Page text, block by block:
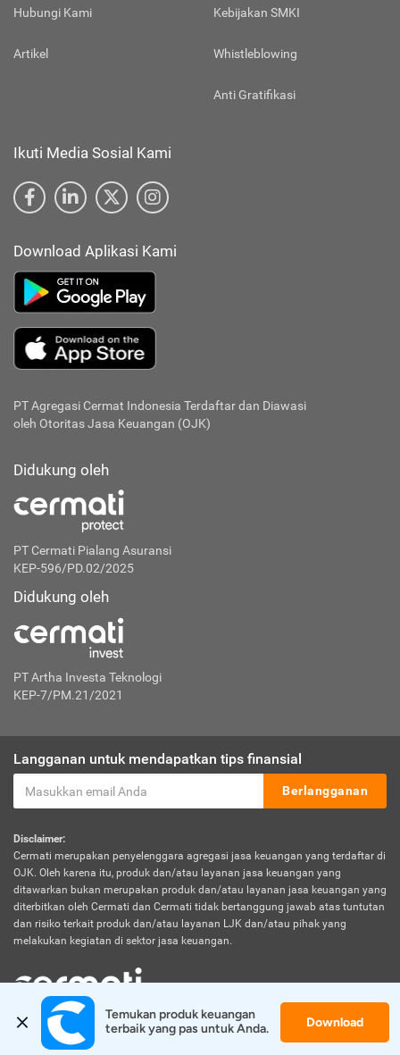
Hubungi Kami
Artikel
Kebijakan SMKI
Whistleblowing
Anti Gratifikasi
Ikuti Media Sosial Kami
Download Aplikasi Kami
PT Agregasi Cermat Indonesia Terdaftar dan Diawasi
oleh Otoritas Jasa Keuangan (OJK)
Didukung oleh
PT Cermati Pialang Asuransi
KEP-596/PD.02/2025
Didukung oleh
PT Artha Investa Teknologi
KEP-7/PM.21/2021
Langganan untuk mendapatkan tips finansial
Berlangganan
Disclaimer:
Cermati merupakan penyelenggara agregasi jasa keuangan yang terdaftar di
OJK. Oleh karena itu, produk dan/atau layanan jasa keuangan yang
ditawarkan bukan merupakan produk dan/atau layanan jasa keuangan yang
diterbitkan oleh Cermati dan Cermati tidak bertanggung jawab atas tuntutan
dan risiko terkait produk dan/atau layanan LJK dan/atau pihak yang
melakukan kegiatan di sektor jasa keuangan.
© 2026 Cermati. All Rights Reserved.
Temukan produk keuangan
terbaik yang pas untuk Anda.
Download